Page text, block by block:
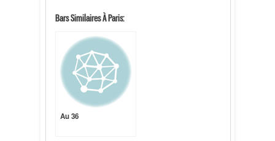
Bars Similaires À Paris:
Au 36